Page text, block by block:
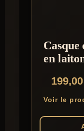
pageen
Voir le